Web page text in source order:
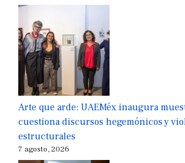
Arte que arde: UAEMéx inaugura
cuestiona discursos hegemónicos y
estructurales
7 agosto, 2026